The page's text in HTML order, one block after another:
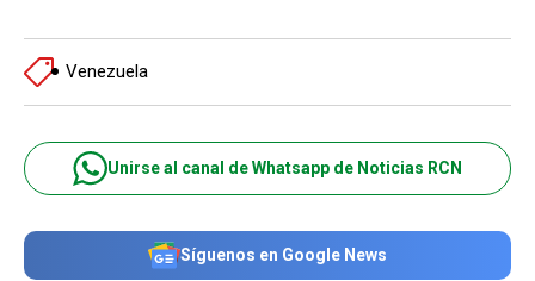
Venezuela
Unirse al canal de Whatsapp de Noticias RCN
Síguenos en Google News